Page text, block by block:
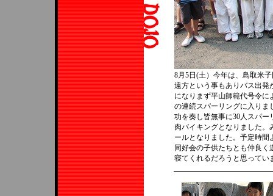
8月5日(土）今年は、鳥取米
遠方という事もありバス出発
になりまず平山師範代号令
の連続スパーリングに入りま
功を奏し皆無事に30人スパ
肉バイキングとなりました
ールとなりました。予定時
同好会の子供たちとも仲良
寝てくれるだろうと思ってい